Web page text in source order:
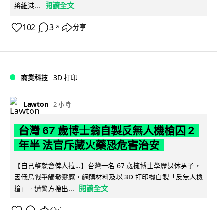
將維港...
閱讀全文
102 3 ↗ 分享
商業科技 3D 打印
Lawton 2 小時
台灣 67 歲博士翁自製反無人機槍囚 2
年半 法官斥藏火藥恐危害治安
【自己整就會俾人拉...】台灣一名 67 歲擁博士學歷退休男子，
因俄烏戰爭觸發靈感，網購材料及以 3D 打印機自製「反無人機
槍」，遭警方搜出...
閱讀全文